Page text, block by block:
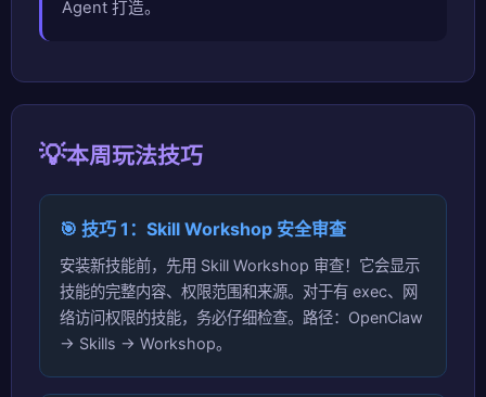
Agent 打造。
💡本周玩法技巧
🎯 技巧 1：Skill Workshop 安全审查
安装新技能前，先用 Skill Workshop 审查！它会显示
技能的完整内容、权限范围和来源。对于有 exec、网
络访问权限的技能，务必仔细检查。路径：OpenClaw
→ Skills → Workshop。